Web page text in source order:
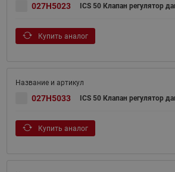
027H5023 ICS 50 Клапан регулятор
Купить аналог
027H5033 ICS 50 Клапан регулятор
Купить аналог